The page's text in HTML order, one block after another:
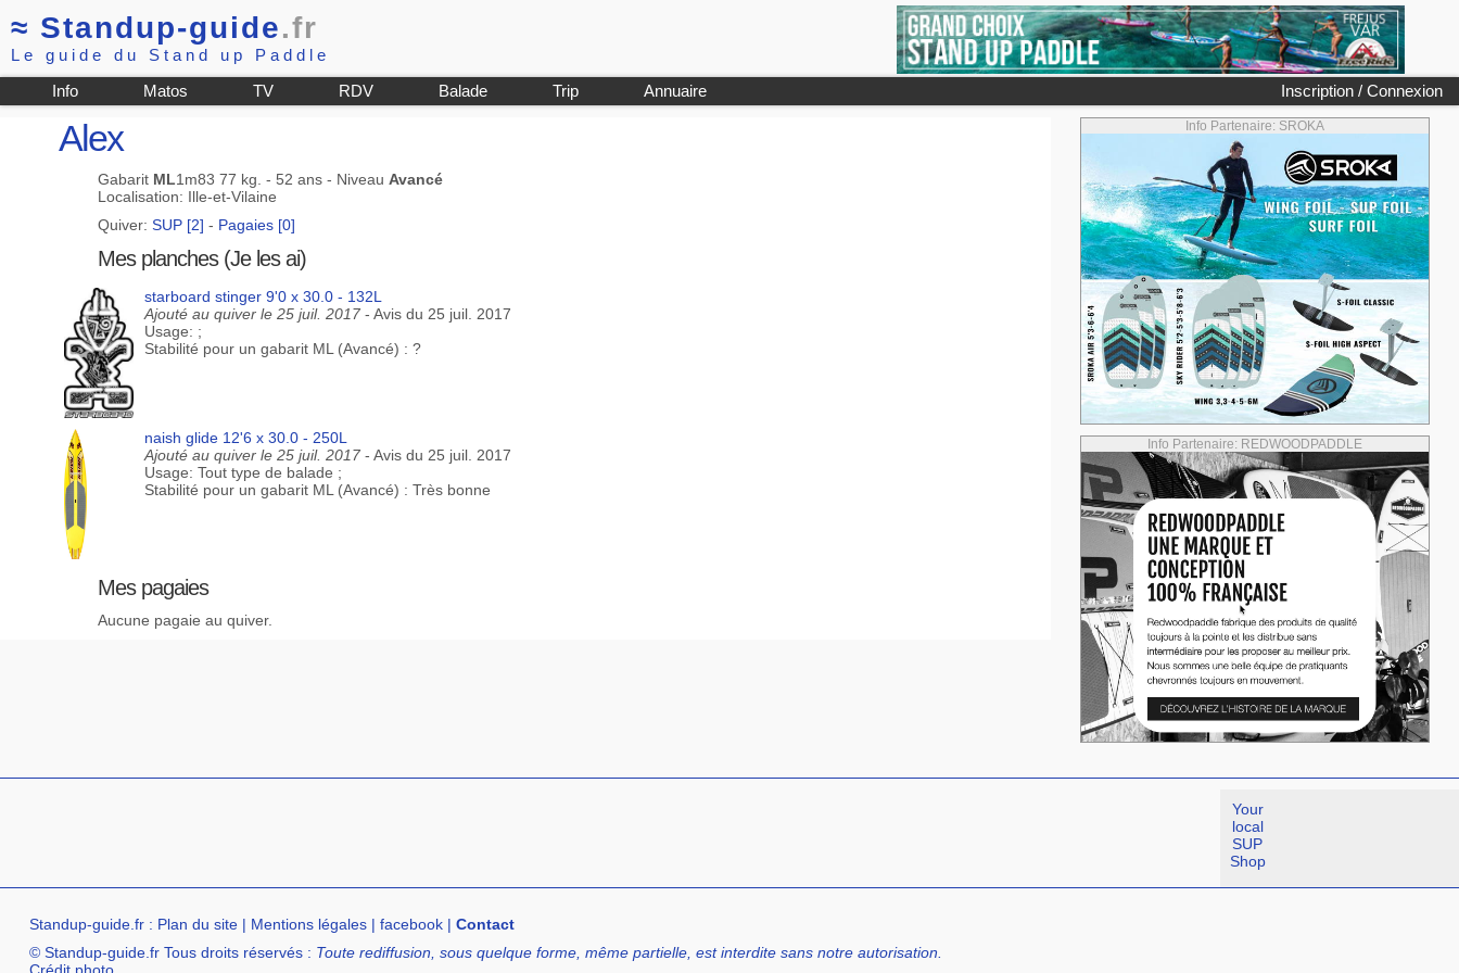
≈ Standup-guide.fr
Le guide du Stand up Paddle
Inscription / Connexion
Info Matos TV RDV Balade Trip Annuaire
Alex
Gabarit ML1m83 77 kg. - 52 ans - Niveau Avancé
Localisation: Ille-et-Vilaine
Quiver:SUP [2] - Pagaies [0]
Mes planches (Je les ai)
starboard stinger 9'0 x 30.0 - 132L
Ajouté au quiver le 25 juil. 2017 - Avis du 25 juil. 2017
Usage: ;
Stabilité pour un gabarit ML (Avancé) : ?
naish glide 12'6 x 30.0 - 250L
Ajouté au quiver le 25 juil. 2017 - Avis du 25 juil. 2017
Usage: Tout type de balade ;
Stabilité pour un gabarit ML (Avancé) : Très bonne
Mes pagaies
Aucune pagaie au quiver.
Info Partenaire: SROKA
Info Partenaire: REDWOODPADDLE
Your
local
SUP
Shop
Standup-guide.fr: Plan du site| Mentions légales| facebook| Contact
© Standup-guide.fr Tous droits réservés : Toute rediffusion, sous quelque forme, même partielle, est interdite sans notre autorisation.